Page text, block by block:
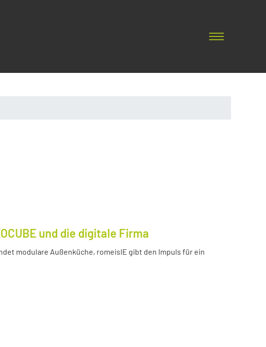
und die digitale Firma
modulare Außenküche, romeisIE gibt den Impuls für ein